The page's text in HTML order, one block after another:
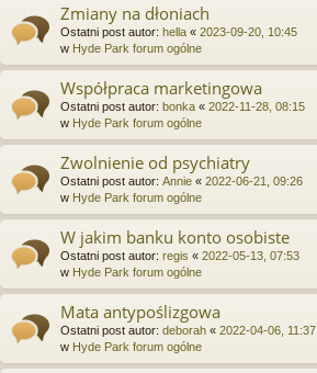
Zmiany na dłoniach
Ostatni post autor: hella « 2023-09-20, 10:45
w Hyde Park forum ogólne
Współpraca marketingowa
Ostatni post autor: bonka « 2022-11-28, 08:15
w Hyde Park forum ogólne
Zwolnienie od psychiatry
Ostatni post autor: Annie « 2022-06-21, 09:26
w Hyde Park forum ogólne
W jakim banku konto osobiste
Ostatni post autor: regis « 2022-05-13, 07:53
w Hyde Park forum ogólne
Mata antypoślizgowa
Ostatni post autor: deborah « 2022-04-06, 11:37
w Hyde Park forum ogólne